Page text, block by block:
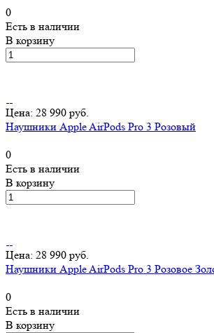
0
Есть в наличии
В корзину
Цена: 28 990 руб.
Наушники Apple AirPods Pro 3 Розовый
0
Есть в наличии
В корзину
Цена: 28 990 руб.
Наушники Apple AirPods Pro 3 Розовое
0
Есть в наличии
В корзину